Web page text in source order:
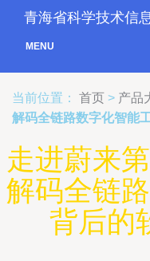
青海省科学技术信
MENU
当前位置： 首页 > 产品
解码全链路数字化智能
走进蔚来
解码全链
背后的